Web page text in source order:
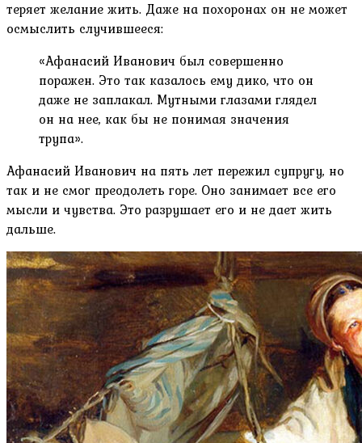
теряет желание жить. Даже на похоронах он не может
осмыслить случившееся:
«Афанасий Иванович был совершенно
поражен. Это так казалось ему дико, что он
даже не заплакал. Мутными глазами глядел
он на нее, как бы не понимая значения
трупа».
Афанасий Иванович на пять лет пережил супругу, но
так и не смог преодолеть горе. Оно занимает все его
мысли и чувства. Это разрушает его и не дает жить
дальше.